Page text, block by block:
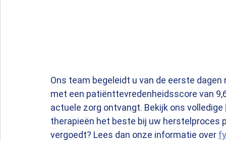
Ons team begeleidt u van de eerste
met een patiënttevredenheidsscore van
actuele zorg ontvangt. Bekijk ons volledige
therapieën het beste bij uw herstelproces
vergoedt? Lees dan onze informatie over